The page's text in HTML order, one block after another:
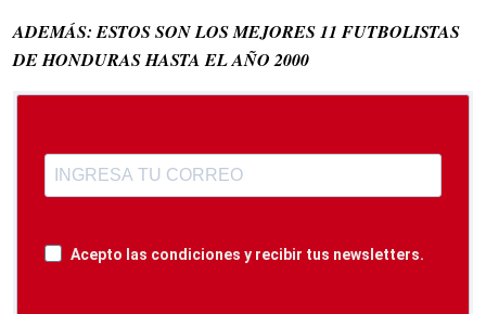
ADEMÁS: ESTOS SON LOS MEJORES 11 FUTBOLISTAS
DE HONDURAS HASTA EL AÑO 2000
Acepto las condiciones y recibir tus newsletters.